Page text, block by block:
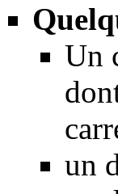
Un
un